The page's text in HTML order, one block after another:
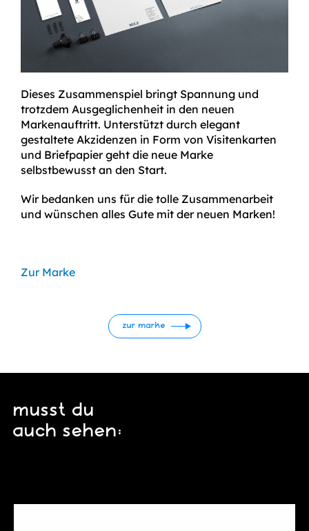
Dieses Zusammenspiel bringt Spannung und
trotzdem Ausgeglichenheit in den neuen
Markenauftritt. Unterstützt durch elegant
gestaltete Akzidenzen in Form von Visitenkarten
und Briefpapier geht die neue Marke
selbstbewusst an den Start.
Wir bedanken uns für die tolle Zusammenarbeit
und wünschen alles Gute mit der neuen Marken!
Zur Marke
zur marke
musst du
auch sehen: